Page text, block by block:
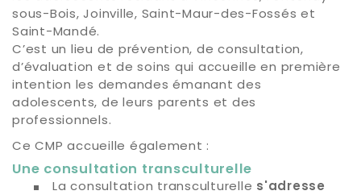
sous-Bois, Joinville, Saint-Maur-des-Fossés et
Saint-Mandé.
C’est un lieu de prévention, de consultation,
d’évaluation et de soins qui accueille en première
intention les demandes émanant des
adolescents, de leurs parents et des
professionnels.
Ce CMP accueille également :
Une consultation transculturelle
La consultation transculturelle s'adresse